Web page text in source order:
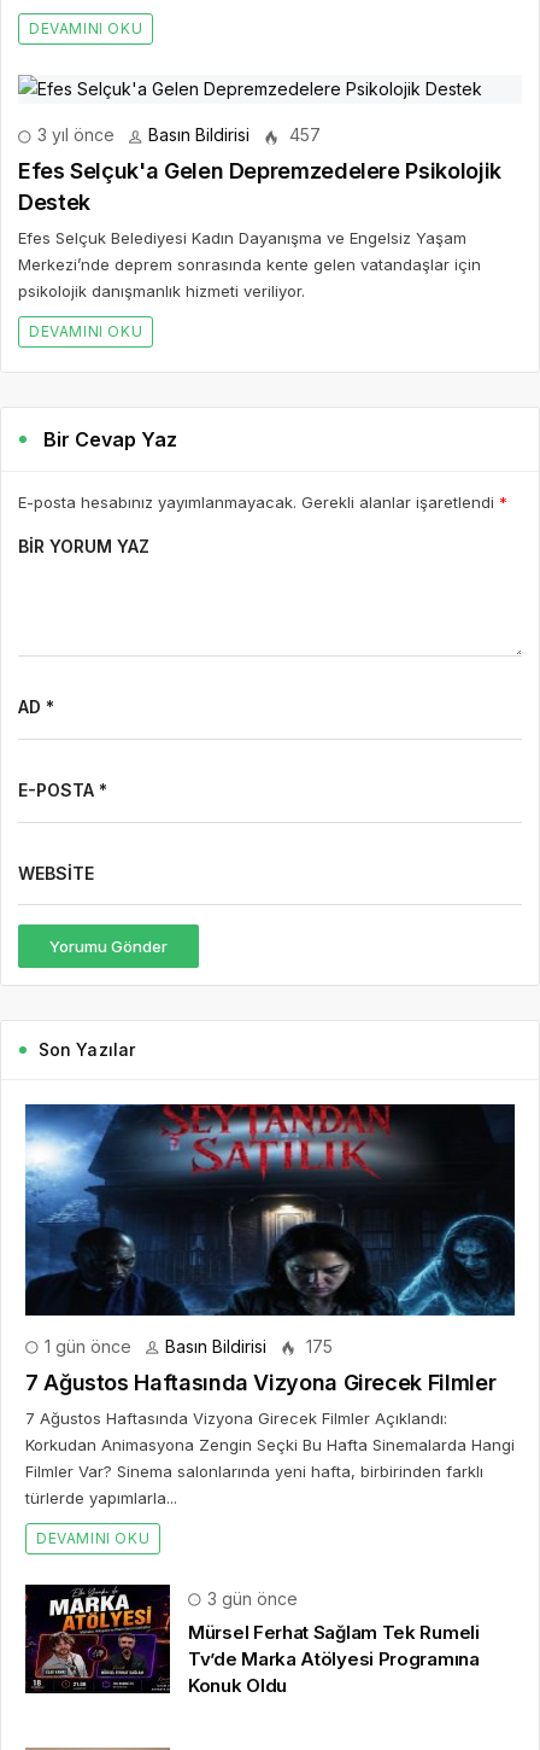
DEVAMINI OKU
3 yıl önce Basın Bildirisi 457
Efes Selçuk'a Gelen Depremzedelere Psikolojik
Destek
Efes Selçuk Belediyesi Kadın Dayanışma ve Engelsiz Yaşam
Merkezi’nde deprem sonrasında kente gelen vatandaşlar için
psikolojik danışmanlık hizmeti veriliyor.
DEVAMINI OKU
Bir Cevap Yaz
E-posta hesabınız yayımlanmayacak. Gerekli alanlar işaretlendi *
BIR YORUM YAZ
AD *
E-POSTA *
WEBSITE
Yorumu Gönder
Son Yazılar
1 gün önce Basın Bildirisi 175
7 Ağustos Haftasında Vizyona Girecek Filmler
7 Ağustos Haftasında Vizyona Girecek Filmler Açıklandı:
Korkudan Animasyona Zengin Seçki Bu Hafta Sinemalarda Hangi
Filmler Var? Sinema salonlarında yeni hafta, birbirinden farklı
türlerde yapımlarla...
DEVAMINI OKU
3 gün önce
Mürsel Ferhat Sağlam Tek Rumeli
Tv’de Marka Atölyesi Programına
Konuk Oldu